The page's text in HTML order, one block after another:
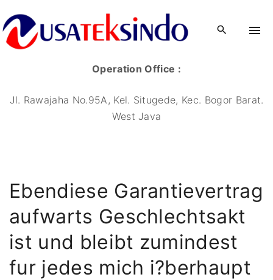
Operation Office :
Jl. Rawajaha No.95A, Kel. Situgede, Kec. Bogor Barat.
West Java
Ebendiese Garantievertrag
aufwarts Geschlechtsakt
ist und bleibt zumindest
fur jedes mich i?berhaupt